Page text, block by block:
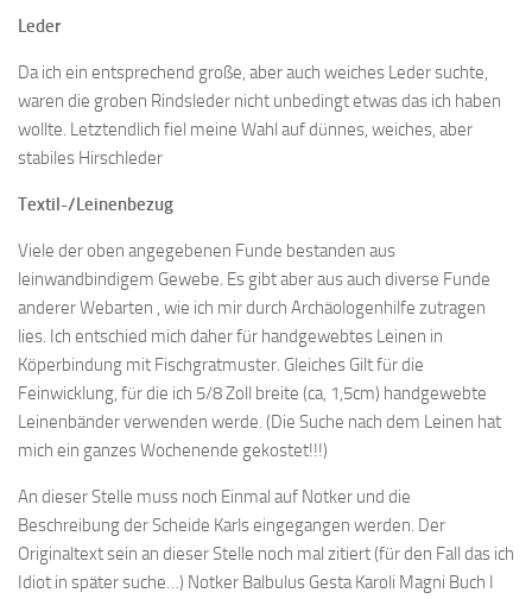
Leder
Da ich ein entsprechend große, aber auch weiches Leder suchte,
waren die groben Rindsleder nicht unbedingt etwas das ich haben
wollte. Letztendlich fiel meine Wahl auf dünnes, weiches, aber
stabiles Hirschleder
Textil-/Leinenbezug
Viele der oben angegebenen Funde bestanden aus
leinwandbindigem Gewebe. Es gibt aber aus auch diverse Funde
anderer Webarten , wie ich mir durch Archäologenhilfe zutragen
lies. Ich entschied mich daher für handgewebtes Leinen in
Köperbindung mit Fischgratmuster. Gleiches Gilt für die
Feinwicklung, für die ich 5/8 Zoll breite (ca, 1,5cm) handgewebte
Leinenbänder verwenden werde. (Die Suche nach dem Leinen hat
mich ein ganzes Wochenende gekostet!!!)
An dieser Stelle muss noch Einmal auf Notker und die
Beschreibung der Scheide Karls eingegangen werden. Der
Originaltext sein an dieser Stelle noch mal zitiert (für den Fall das ich
Idiot in später suche…) Notker Balbulus Gesta Karoli Magni Buch I